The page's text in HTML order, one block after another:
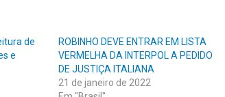
de
e
ROBINHO DEVE ENTRAR EM LISTA
VERMELHA DA INTERPOL A PEDIDO
DE JUSTIÇA ITALIANA
21 de janeiro de 2022